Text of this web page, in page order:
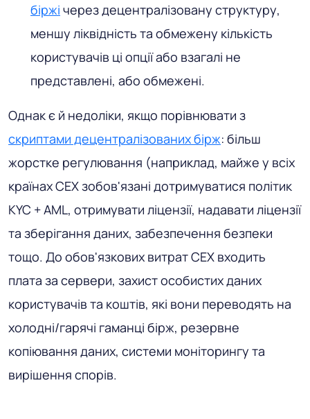
біржі через децентралізовану структуру,
меншу ліквідність та обмежену кількість
користувачів ці опції або взагалі не
представлені, або обмежені.
Однак є й недоліки, якщо порівнювати з
скриптами децентралізованих бірж: більш
жорстке регулювання (наприклад, майже у всіх
країнах CEX зобов'язані дотримуватися політик
KYC + AML, отримувати ліцензії, надавати ліцензії
та зберігання даних, забезпечення безпеки
тощо. До обов'язкових витрат CEX входить
плата за сервери, захист особистих даних
користувачів та коштів, які вони переводять на
холодні/гарячі гаманці бірж, резервне
копіювання даних, системи моніторингу та
вирішення спорів.